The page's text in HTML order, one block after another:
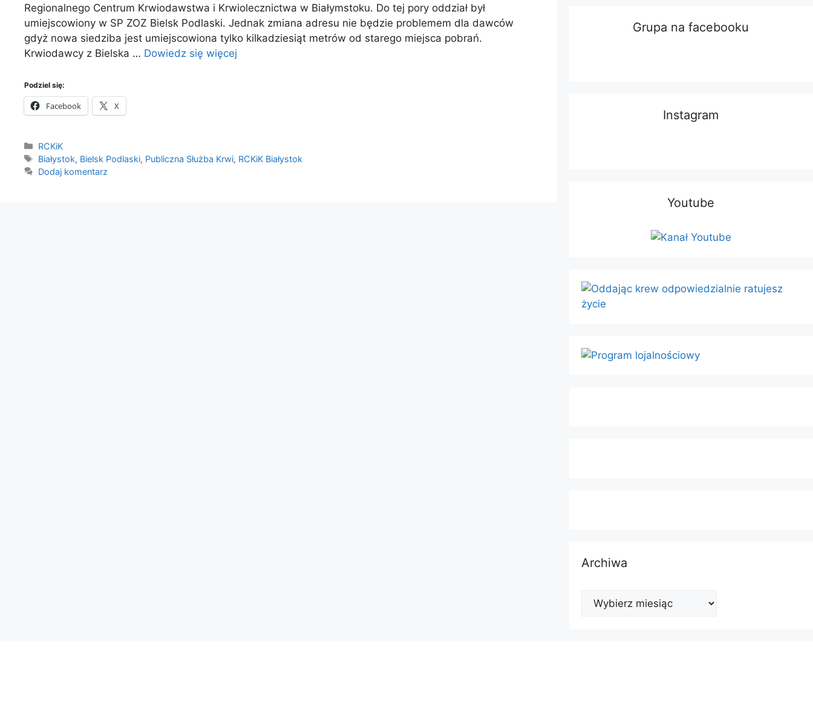
Regionalnego Centrum Krwiodawstwa i Krwiolecznictwa w Białymstoku. Do tej pory oddział był
umiejscowiony w SP ZOZ Bielsk Podlaski. Jednak zmiana adresu nie będzie problemem dla dawców
gdyż nowa siedziba jest umiejscowiona tylko kilkadziesiąt metrów od starego miejsca pobrań.
Krwiodawcy z Bielska … Dowiedz się więcej
Podziel się:
Facebook X
Kategorie
RCKiK
Tagi
Białystok, Bielsk Podlaski, Publiczna Służba Krwi, RCKiK Białystok
Dodaj komentarz
Grupa na facebooku
Instagram
Youtube
Archiwa
Archiwa